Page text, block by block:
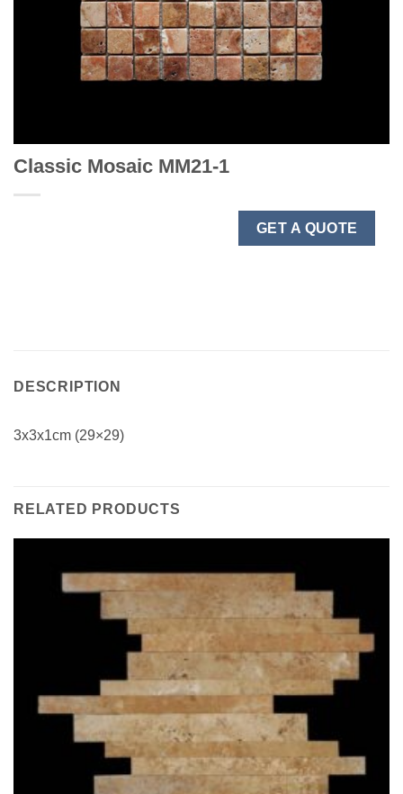
Classic Mosaic MM21-1
GET A QUOTE
DESCRIPTION
3x3x1cm (29×29)
RELATED PRODUCTS